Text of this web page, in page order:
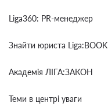
Liga360: PR-менеджер
Знайти юриста Liga:BOOK
Академія ЛІГА:ЗАКОН
Теми в центрі уваги